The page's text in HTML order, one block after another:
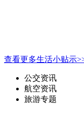
查看更多生活小贴示
公交资讯
航空资讯
旅游专题